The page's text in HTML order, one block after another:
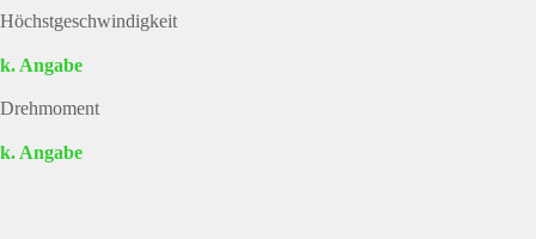
Höchstgeschwindigkeit
k. Angabe
Drehmoment
k. Angabe